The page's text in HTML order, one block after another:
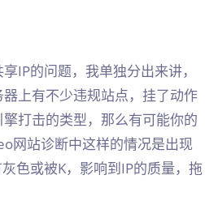
IP的问题，我单独分出来讲，
上有不少违规站点，挂了动作
打击的类型，那么有可能你的
网站诊断中这样的情况是出现
色或被K，影响到IP的质量，拖